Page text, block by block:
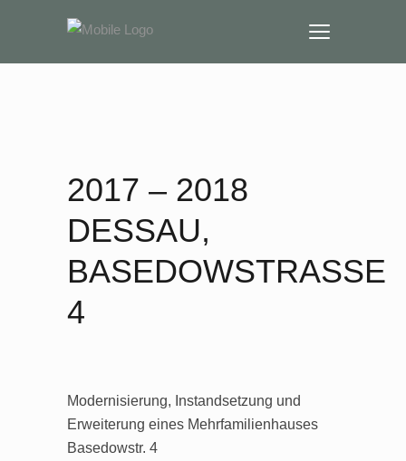
2017 – 2018
DESSAU,
BASEDOWSTRASSE 4
Modernisierung, Instandsetzung und
Erweiterung eines Mehrfamilienhauses
Basedowstr. 4